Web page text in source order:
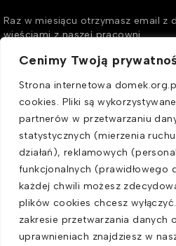
Cenimy Twoją
Strona internetowa
cookies. Pliki są
partnerów w przetwarzaniu
statystycznych (mierzenia
działań), reklamowych
funkcjonalnych (prawidłowego
każdej chwili możesz
plików cookies chcesz
zakresie przetwarzania danych
uprawnieniach znajdziesz w
Raz w miesiącu otrzymasz email z
wieściami z naszej pracowni.
Wspieramy